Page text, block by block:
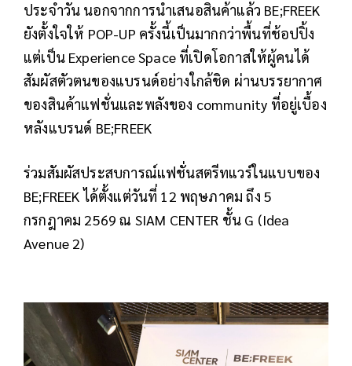
ประจำวัน นอกจากการนำเสนอสินค้าแล้ว BE;FREEK
ยังตั้งใจให้ POP-UP ครั้งนี้เป็นมากกว่าพื้นที่ช้อปปิ้ง
แต่เป็น Experience Space ที่เปิดโอกาสให้ผู้คนได้
สัมผัสตัวตนของแบรนด์อย่างใกล้ชิด ผ่านบรรยากาศ
ของสินค้าแฟชั่นและพลังของ community ที่อยู่เบื้อง
หลังแบรนด์ BE;FREEK
ร่วมสัมผัสประสบการณ์แฟชั่นสตรีทแวร์ในแบบของ
BE;FREEK ได้ตั้งแต่วันที่ 12 พฤษภาคม ถึง 5
กรกฎาคม 2569 ณ SIAM CENTER ชั้น G (Idea
Avenue 2)